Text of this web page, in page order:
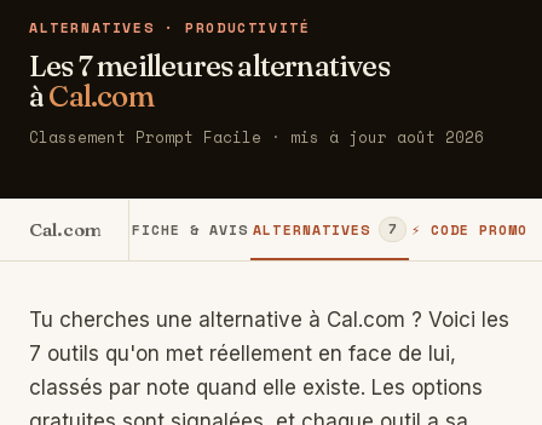
ALTERNATIVES · PRODUCTIVITÉ
Les 7 meilleures alternatives
àCal.com
Classement Prompt Facile · mis à jour août 2026
Cal.com FICHE & AVIS ALTERNATIVES 7 ⚡ CODE PROMO
Tu cherches une alternative à Cal.com ? Voici les
7 outils qu'on met réellement en face de lui,
classés par note quand elle existe. Les options